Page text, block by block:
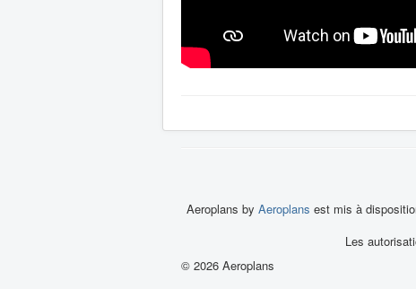
Aeroplans by Aeroplans est mis à
Les
© 2026 Aeroplans